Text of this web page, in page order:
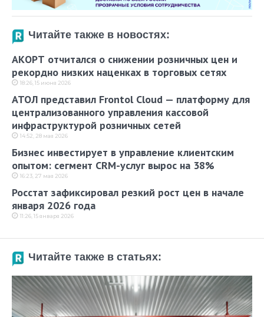
Читайте также в новостях:
АКОРТ отчитался о снижении розничных цен и
рекордно низких наценках в торговых сетях
18:26, 15 июня 2026
АТОЛ представил Frontol Cloud — платформу для
централизованного управления кассовой
инфраструктурой розничных сетей
14:52, 28 мая 2026
Бизнес инвестирует в управление клиентским
опытом: сегмент CRM-услуг вырос на 38%
16:23, 27 мая 2026
Росстат зафиксировал резкий рост цен в начале
января 2026 года
11:26, 15 января 2026
Читайте также в статьях: